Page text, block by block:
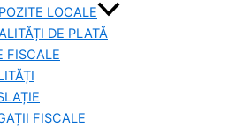
LOCALE
DE PLATĂ
FISCALE
FISCALE